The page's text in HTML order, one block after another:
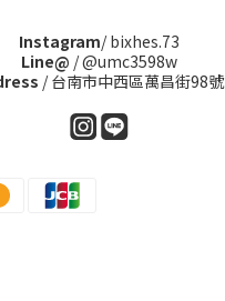
Instagram/ bixhes.73
Line@ / @umc3598w
/ 台南市中西區萬昌街98號